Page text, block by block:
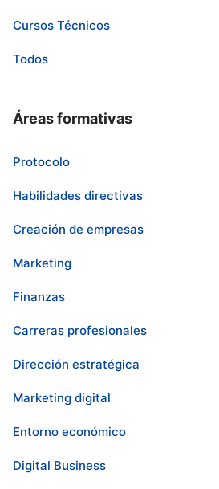
Cursos Técnicos
Todos
Áreas formativas
Protocolo
Habilidades directivas
Creación de empresas
Marketing
Finanzas
Carreras profesionales
Dirección estratégica
Marketing digital
Entorno económico
Digital Business